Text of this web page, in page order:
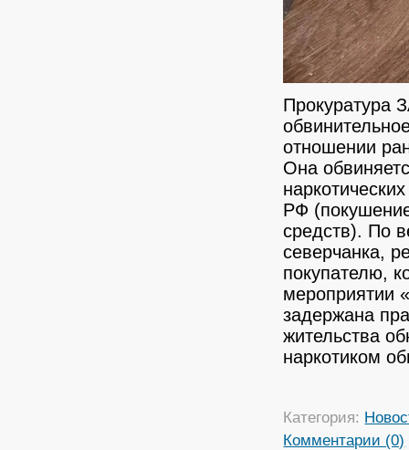
Прокуратура
отношении
Она
РФ
средств). По
северчанка,
покупателю,
мероприятии
задержана
жительства
наркотиком
Категория:
Комментарии (0)